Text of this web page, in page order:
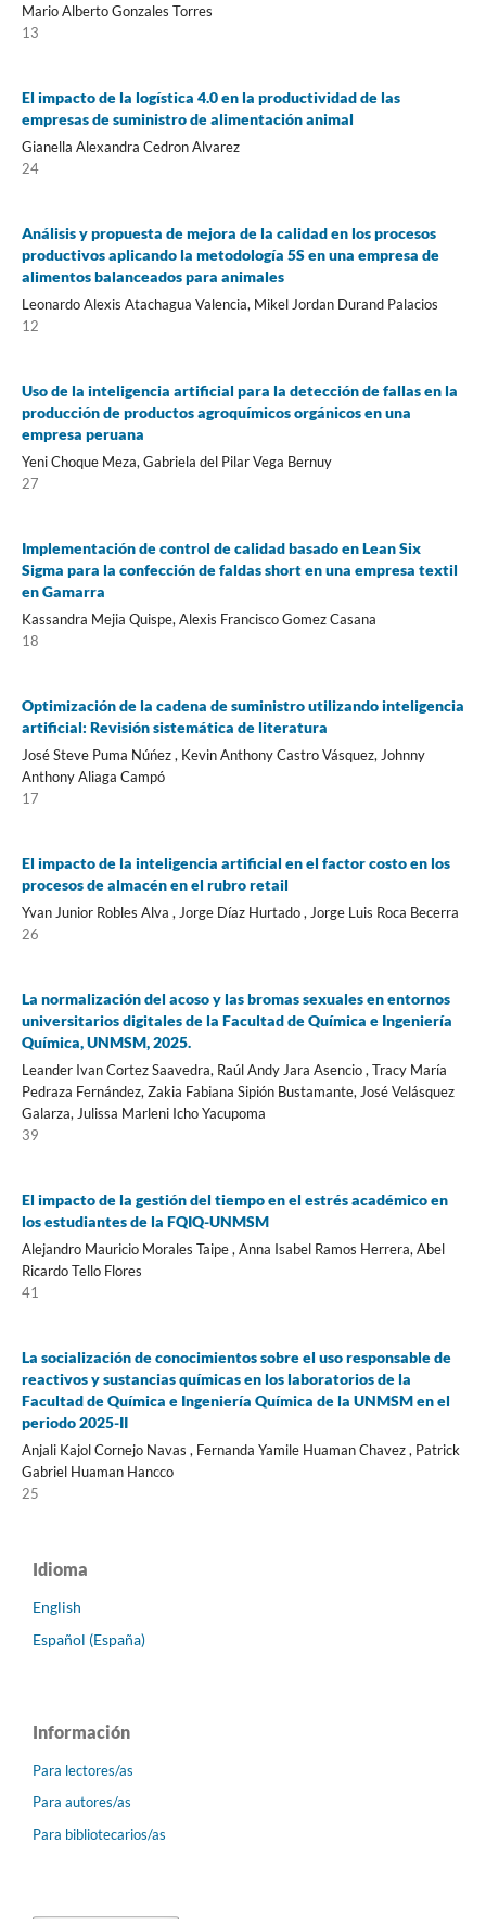
Mario Alberto Gonzales Torres
13
El impacto de la logística 4.0 en la productividad de las
empresas de suministro de alimentación animal
Gianella Alexandra Cedron Alvarez
24
Análisis y propuesta de mejora de la calidad en los procesos
productivos aplicando la metodología 5S en una empresa de
alimentos balanceados para animales
Leonardo Alexis Atachagua Valencia, Mikel Jordan Durand Palacios
12
Uso de la inteligencia artificial para la detección de fallas en la
producción de productos agroquímicos orgánicos en una
empresa peruana
Yeni Choque Meza, Gabriela del Pilar Vega Bernuy
27
Implementación de control de calidad basado en Lean Six
Sigma para la confección de faldas short en una empresa textil
en Gamarra
Kassandra Mejia Quispe, Alexis Francisco Gomez Casana
18
Optimización de la cadena de suministro utilizando inteligencia
artificial: Revisión sistemática de literatura
José Steve Puma Núńez , Kevin Anthony Castro Vásquez, Johnny
Anthony Aliaga Campó
17
El impacto de la inteligencia artificial en el factor costo en los
procesos de almacén en el rubro retail
Yvan Junior Robles Alva , Jorge Díaz Hurtado , Jorge Luis Roca Becerra
26
La normalización del acoso y las bromas sexuales en entornos
universitarios digitales de la Facultad de Química e Ingeniería
Química, UNMSM, 2025.
Leander Ivan Cortez Saavedra, Raúl Andy Jara Asencio , Tracy María
Pedraza Fernández, Zakia Fabiana Sipión Bustamante, José Velásquez
Galarza, Julissa Marleni Icho Yacupoma
39
El impacto de la gestión del tiempo en el estrés académico en
los estudiantes de la FQIQ-UNMSM
Alejandro Mauricio Morales Taipe , Anna Isabel Ramos Herrera, Abel
Ricardo Tello Flores
41
La socialización de conocimientos sobre el uso responsable de
reactivos y sustancias químicas en los laboratorios de la
Facultad de Química e Ingeniería Química de la UNMSM en el
periodo 2025-II
Anjali Kajol Cornejo Navas , Fernanda Yamile Huaman Chavez , Patrick
Gabriel Huaman Hancco
25
Idioma
English
Español (España)
Información
Para lectores/as
Para autores/as
Para bibliotecarios/as